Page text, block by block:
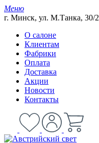
Меню
г. Минск, ул. М.Танка, 30/2
О салоне
Клиентам
Фабрики
Оплата
Доставка
Акции
Новости
Контакты